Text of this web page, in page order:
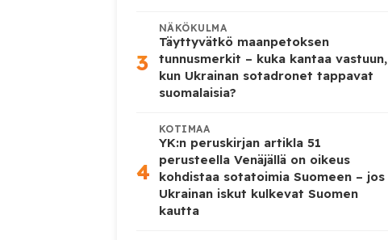
3
NÄKÖKULMA
Täyttyvätkö maanpetoksen
tunnusmerkit – kuka kantaa vastuun,
kun Ukrainan sotadronet tappavat
suomalaisia?
4
KOTIMAA
YK:n peruskirjan artikla 51
perusteella Venäjällä on oikeus
kohdistaa sotatoimia Suomeen – jos
Ukrainan iskut kulkevat Suomen
kautta